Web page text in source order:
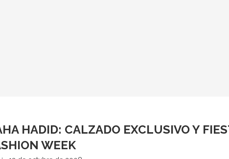
HADID: CALZADO EXCLUSIVO Y
WEEK